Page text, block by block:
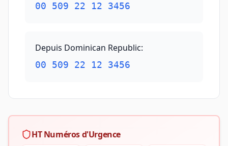
00 509 22 12 3456
Depuis Dominican Republic:
00 509 22 12 3456
HT Numéros d'Urgence